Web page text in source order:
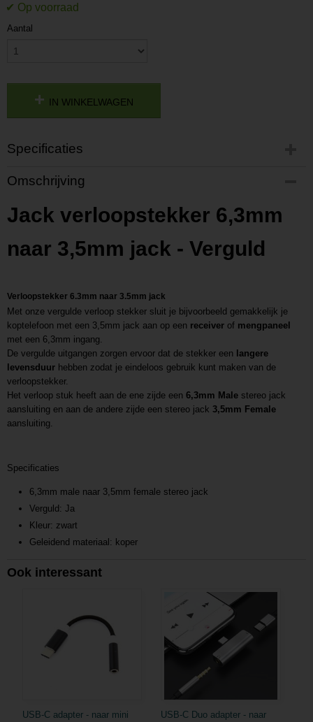
Aantal
IN WINKELWAGEN
Specificaties
Productcode
P201804110946
Productcode leverancier
L201804110946
Omschrijving
Jack verloopstekker 6,3mm
naar 3,5mm jack - Verguld
Verloopstekker 6.3mm naar 3.5mm jack
Met onze vergulde verloop stekker sluit je bijvoorbeeld gemakkelijk je
koptelefoon met een 3,5mm jack aan op een receiver of mengpaneel
met een 6,3mm ingang.
De vergulde uitgangen zorgen ervoor dat de stekker een langere
levensduur hebben zodat je eindeloos gebruik kunt maken van de
verloopstekker.
Het verloop stuk heeft aan de ene zijde een 6,3mm Male stereo jack
aansluiting en aan de andere zijde een stereo jack 3,5mm Female
aansluiting.
Specificaties
6,3mm male naar 3,5mm female stereo jack
Verguld: Ja
Kleur: zwart
Geleidend materiaal: koper
Ook interessant
USB-C adapter - naar mini
USB-C Duo adapter - naar